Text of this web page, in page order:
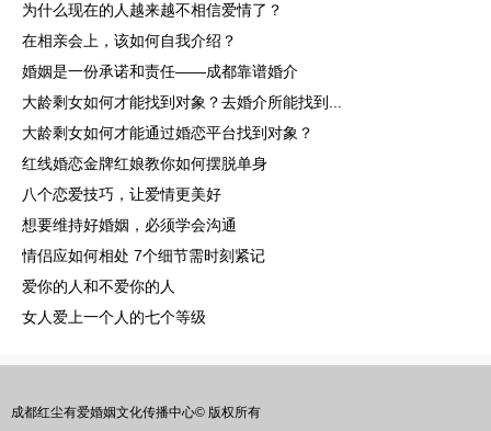
为什么现在的人越来越不相信爱情了？
在相亲会上，该如何自我介绍？
婚姻是一份承诺和责任——成都靠谱婚介
大龄剩女如何才能找到对象？去婚介所能找到...
大龄剩女如何才能通过婚恋平台找到对象？
红线婚恋金牌红娘教你如何摆脱单身
八个恋爱技巧，让爱情更美好
想要维持好婚姻，必须学会沟通
情侣应如何相处 7个细节需时刻紧记
爱你的人和不爱你的人
女人爱上一个人的七个等级
成都红尘有爱婚姻文化传播中心© 版权所有